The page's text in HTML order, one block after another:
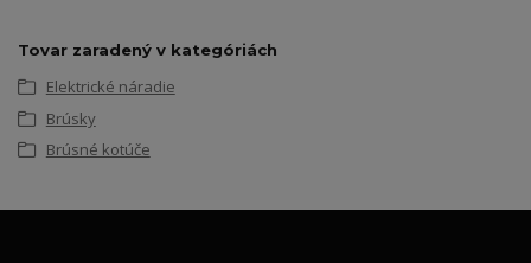
Tovar zaradený v kategóriách
Elektrické náradie
Brúsky
Brúsné kotúče